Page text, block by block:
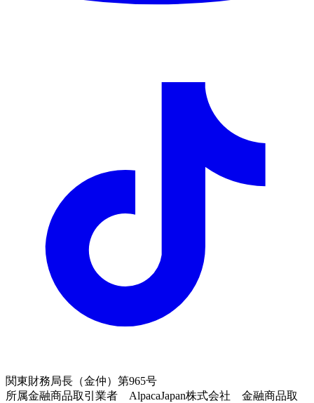
関東財務局長（金仲）第965号
所属金融商品取引業者 AlpacaJapan株式会社 金融商品取